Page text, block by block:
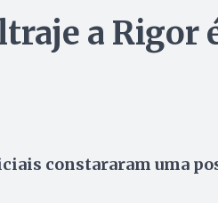
a Rigor
constararam uma